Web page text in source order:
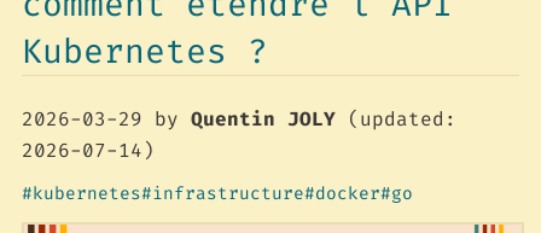
Kubernetes ?
2026-03-29 by Quentin JOLY(updated:
2026-07-14)
kubernetes infrastructure docker go